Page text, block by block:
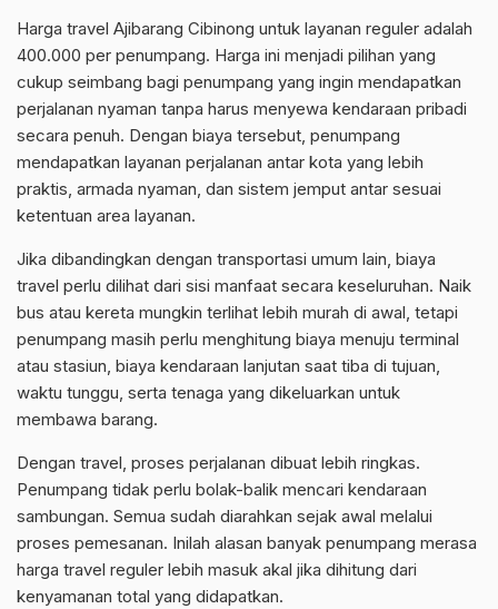
Harga travel Ajibarang Cibinong untuk layanan reguler adalah
400.000 per penumpang. Harga ini menjadi pilihan yang
cukup seimbang bagi penumpang yang ingin mendapatkan
perjalanan nyaman tanpa harus menyewa kendaraan pribadi
secara penuh. Dengan biaya tersebut, penumpang
mendapatkan layanan perjalanan antar kota yang lebih
praktis, armada nyaman, dan sistem jemput antar sesuai
ketentuan area layanan.
Jika dibandingkan dengan transportasi umum lain, biaya
travel perlu dilihat dari sisi manfaat secara keseluruhan. Naik
bus atau kereta mungkin terlihat lebih murah di awal, tetapi
penumpang masih perlu menghitung biaya menuju terminal
atau stasiun, biaya kendaraan lanjutan saat tiba di tujuan,
waktu tunggu, serta tenaga yang dikeluarkan untuk
membawa barang.
Dengan travel, proses perjalanan dibuat lebih ringkas.
Penumpang tidak perlu bolak-balik mencari kendaraan
sambungan. Semua sudah diarahkan sejak awal melalui
proses pemesanan. Inilah alasan banyak penumpang merasa
harga travel reguler lebih masuk akal jika dihitung dari
kenyamanan total yang didapatkan.